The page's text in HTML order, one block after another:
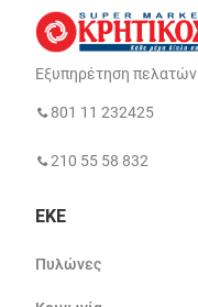
Εξυπηρέτηση πελατών
801 11 232425
210 55 58 832
ΕΚΕ
Πυλώνες